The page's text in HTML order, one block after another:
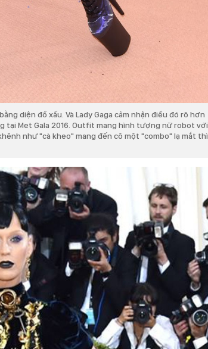
diện đồ xấu. Và Lady Gaga cảm nhận điều đó rõ hơn
tại Met Gala 2016. Outfit mang hình tượng nữ robot với
như "cà kheo" mang đến cô một "combo" lạ mắt thì